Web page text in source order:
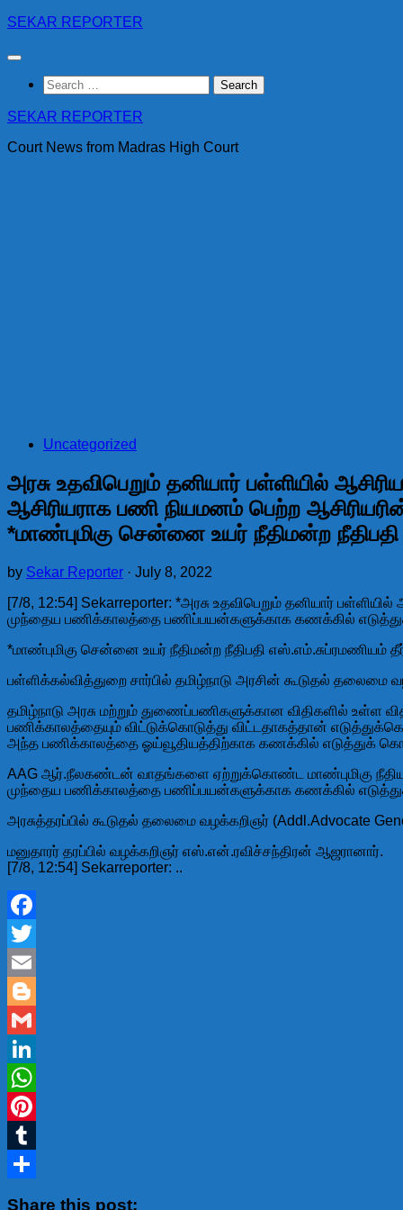
Skip
content
SEKAR REPORTER
Search
for:
SEKAR REPORTER
Court News from Madras High Court
Uncategorized
அரசு உதவிபெறும் தனியார் பள்ளியில்
ஆசிரியராக பணி நியமனம் பெற்ற
*மாண்புமிகு சென்னை உயர் நீதிமன்ற நீதிபதி
by Sekar Reporter · July 8, 2022
[7/8, 12:54] Sekarreporter: *அரசு உதவிபெறும் தனியார் பள்ளியில்
முந்தைய பணிக்காலத்தை பணிப்பயன்களுக்காக கணக்கில்
*மாண்புமிகு சென்னை உயர் நீதிமன்ற நீதிபதி எஸ்.எம்.சுப்ரமணியம்
பள்ளிக்கல்வித்துறை சார்பில் தமிழ்நாடு அரசின் கூடுதல்
தமிழ்நாடு அரசு மற்றும் துணைப்பணிகளுக்கான விதிகளில் உள்ள
பணிக்காலத்தையும் விட்டுக்கொடுத்து விட்டதாகத்தான்
அந்த பணிக்காலத்தை ஓய்வூதியத்திற்காக கணக்கில் எடுத்துக்
AAG ஆர்.நீலகண்டன் வாதங்களை ஏற்றுக்கொண்ட மாண்புமிகு
முந்தைய பணிக்காலத்தை பணிப்பயன்களுக்காக கணக்கில்
அரசுத்தரப்பில் கூடுதல் தலைமை வழக்கறிஞர் (Addl.Advocate
மனுதாரர் தரப்பில் வழக்கறிஞர் எஸ்.என்.ரவிச்சந்திரன் ஆஜரானார்.
[7/8, 12:54] Sekarreporter: ..
Facebook
Twitter
Email
Blogger
Gmail
LinkedIn
WhatsApp
Pinterest
Tumblr
Share this post: